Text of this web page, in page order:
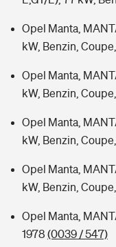
Opel Manta,
kW, Benzin,
Opel Manta,
kW, Benzin,
Opel Manta,
kW, Benzin,
Opel Manta,
kW, Benzin,
Opel Manta,
1978 (0039 / 547)